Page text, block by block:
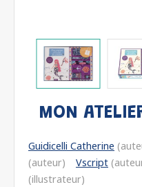
MON
Guidicelli Catherine
(auteur)
Vscript
(illustrateur)